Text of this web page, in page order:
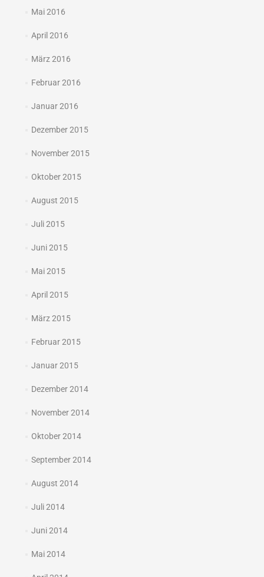
Mai 2016
April 2016
März 2016
Februar 2016
Januar 2016
Dezember 2015
November 2015
Oktober 2015
August 2015
Juli 2015
Juni 2015
Mai 2015
April 2015
März 2015
Februar 2015
Januar 2015
Dezember 2014
November 2014
Oktober 2014
September 2014
August 2014
Juli 2014
Juni 2014
Mai 2014